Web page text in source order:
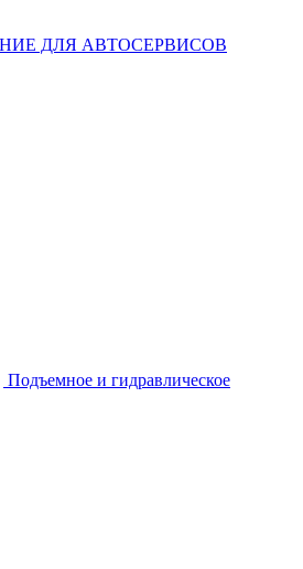
ДЛЯ АВТОСЕРВИСОВ
Подъемное и гидравлическое